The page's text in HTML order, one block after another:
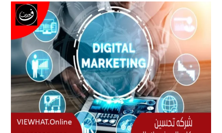
شركه
تحسين
محركات
البحث
بطنطا